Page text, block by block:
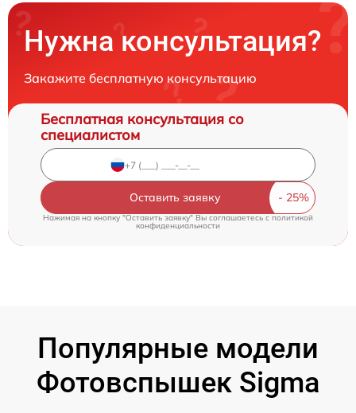
Нужна консультация?
Закажите бесплатную консультацию
Бесплатная консультация со
специалистом
Оставить заявку
Нажимая на кнопку "Оставить заявку" Вы соглашаетесь c политикой
конфиденциальности
Популярные модели
Фотовспышек Sigma